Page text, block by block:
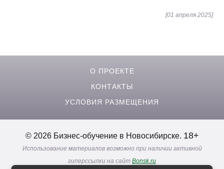
[01 апреля 2025]
О ПРОЕКТЕ
КОНТАКТЫ
УСЛОВИЯ РАЗМЕЩЕНИЯ
© 2026 Бизнес-обучение в Новосибирске. 18+
Использование материалов возможно при наличии активной
гиперссылки на сайт Bonsk.ru